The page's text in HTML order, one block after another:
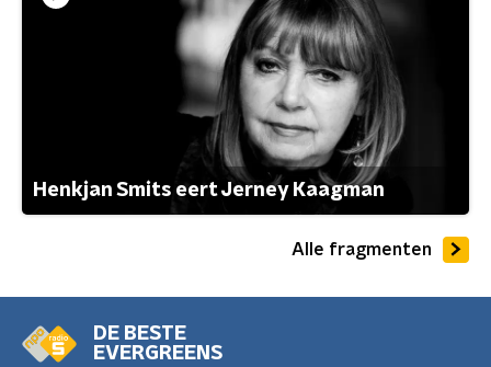
Henkjan Smits eert Jerney Kaagman
Alle fragmenten
DE BESTE
EVERGREENS